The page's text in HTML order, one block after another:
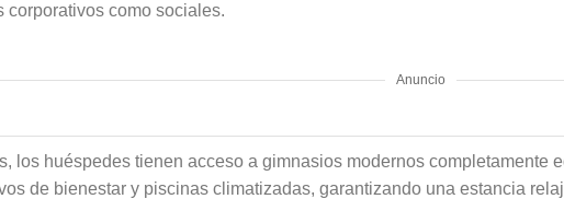
corporativos como sociales.
Anuncio
los huéspedes tienen acceso a gimnasios modernos completamente
de bienestar y piscinas climatizadas, garantizando una estancia